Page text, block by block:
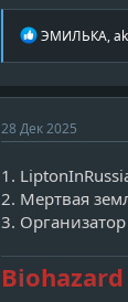
Р
а
ц
и
и
ЭМИЛЬКА,
28 Дек 2025
1.
2. Мертвая
3.